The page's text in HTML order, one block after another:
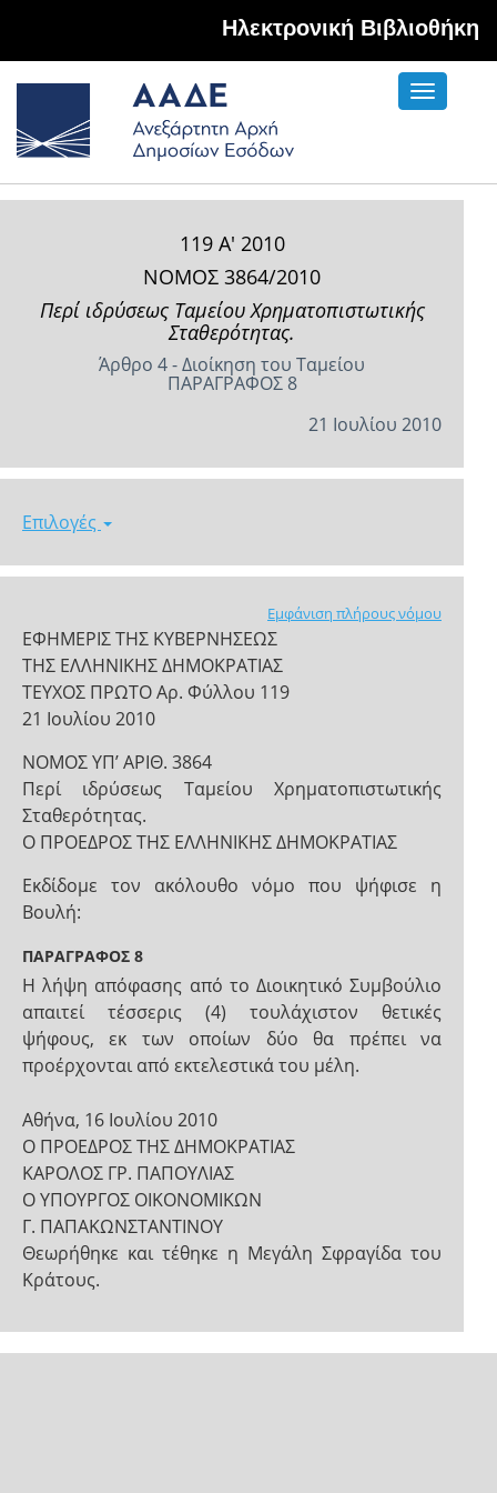
Hλεκτρονική Βιβλιοθήκη
Toggle
119 Α' 2010
ΝΟΜΟΣ 3864/2010
Περί ιδρύσεως Ταμείου Χρηματοπιστωτικής
Σταθερότητας.
Άρθρο 4 - Διοίκηση του Ταμείου
ΠΑΡΑΓΡΑΦΟΣ 8
21 Ιουλίου 2010
Επιλογές
Εμφάνιση πλήρους νόμου
ΕΦΗΜΕΡΙΣ ΤΗΣ ΚΥΒΕΡΝΗΣΕΩΣ
ΤΗΣ ΕΛΛΗΝΙΚΗΣ ΔΗΜΟΚΡΑΤΙΑΣ
ΤΕΥΧΟΣ ΠΡΩΤΟ Αρ. Φύλλου 119
21 Ιουλίου 2010
NOMOΣ ΥΠ’ ΑΡΙΘ. 3864
Περί ιδρύσεως Ταμείου Χρηματοπιστωτικής
Σταθερότητας.
Ο ΠΡΟΕΔΡΟΣ ΤΗΣ ΕΛΛΗΝΙΚΗΣ ΔΗΜΟΚΡΑΤΙΑΣ
Εκδίδομε τον ακόλουθο νόμο που ψήφισε η
Βουλή:
ΠΑΡΑΓΡΑΦΟΣ 8
Η λήψη απόφασης από το Διοικητικό Συμβούλιο
απαιτεί τέσσερις (4) τουλάχιστον θετικές
ψήφους, εκ των οποίων δύο θα πρέπει να
προέρχονται από εκτελεστικά του μέλη.
Αθήνα, 16 Ιουλίου 2010
Ο ΠΡΟΕΔΡΟΣ ΤΗΣ ΔΗΜΟΚΡΑΤΙΑΣ
ΚΑΡΟΛΟΣ ΓΡ. ΠΑΠΟΥΛΙΑΣ
Ο ΥΠΟΥΡΓΟΣ ΟΙΚΟΝΟΜΙΚΩΝ
Γ. ΠΑΠΑΚΩΝΣΤΑΝΤΙΝΟΥ
Θεωρήθηκε και τέθηκε η Μεγάλη Σφραγίδα του
Κράτους.